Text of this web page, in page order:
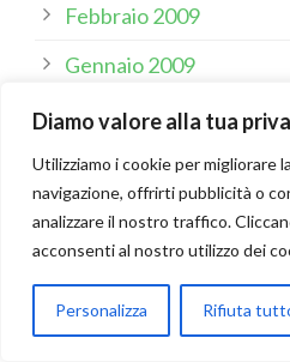
Diamo valore alla tua
Utilizziamo i cookie per migliorare
navigazione, offrirti pubblicità o
analizzare il nostro traffico.
acconsenti al nostro utilizzo dei
Personalizza Rifiuta
Febbraio 2009
Gennaio 2009
Dicembre 2008
Settembre 2008
Agosto 2008
Giugno 2008
Maggio 2008